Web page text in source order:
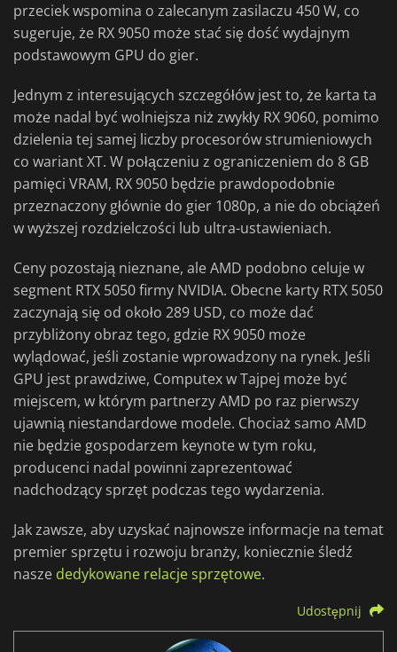
przeciek wspomina o zalecanym zasilaczu 450 W, co
sugeruje, że RX 9050 może stać się dość wydajnym
podstawowym GPU do gier.
Jednym z interesujących szczegółów jest to, że karta ta
może nadal być wolniejsza niż zwykły RX 9060, pomimo
dzielenia tej samej liczby procesorów strumieniowych
co wariant XT. W połączeniu z ograniczeniem do 8 GB
pamięci VRAM, RX 9050 będzie prawdopodobnie
przeznaczony głównie do gier 1080p, a nie do obciążeń
w wyższej rozdzielczości lub ultra-ustawieniach.
Ceny pozostają nieznane, ale AMD podobno celuje w
segment RTX 5050 firmy NVIDIA. Obecne karty RTX 5050
zaczynają się od około 289 USD, co może dać
przybliżony obraz tego, gdzie RX 9050 może
wylądować, jeśli zostanie wprowadzony na rynek. Jeśli
GPU jest prawdziwe, Computex w Tajpej może być
miejscem, w którym partnerzy AMD po raz pierwszy
ujawnią niestandardowe modele. Chociaż samo AMD
nie będzie gospodarzem keynote w tym roku,
producenci nadal powinni zaprezentować
nadchodzący sprzęt podczas tego wydarzenia.
Jak zawsze, aby uzyskać najnowsze informacje na temat
premier sprzętu i rozwoju branży, koniecznie śledź
nasze dedykowane relacje sprzętowe.
Udostępnij